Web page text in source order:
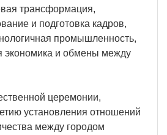
трансформация,
и подготовка кадров,
промышленность,
экономика и обмены между
церемонии,
установления отношений
между городом